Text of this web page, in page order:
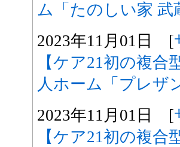
ム「たのしい家 武
2023年11月01日 [
【ケア21初の複合
人ホーム「プレザ
2023年11月01日 [
【ケア21初の複合